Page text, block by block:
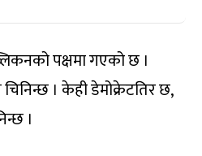
पक्षमा गएको छ ।
। केही डेमोक्रेटतिर छ,
।